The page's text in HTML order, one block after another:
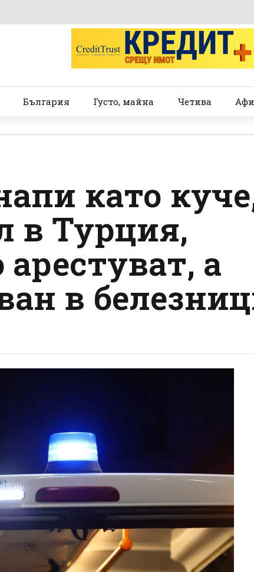
България Густо, майна Четива
като
в Турция,
а
в